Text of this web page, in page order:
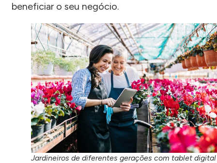
beneficiar o seu negócio.
Jardineiros de diferentes gerações com tablet digital